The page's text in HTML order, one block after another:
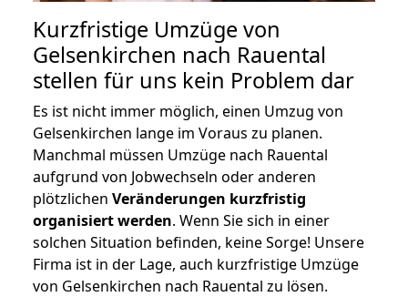
Kurzfristige Umzüge von
Gelsenkirchen nach Rauental
stellen für uns kein Problem dar
Es ist nicht immer möglich, einen Umzug von
Gelsenkirchen lange im Voraus zu planen.
Manchmal müssen Umzüge nach Rauental
aufgrund von Jobwechseln oder anderen
plötzlichen Veränderungen kurzfristig
organisiert werden. Wenn Sie sich in einer
solchen Situation befinden, keine Sorge! Unsere
Firma ist in der Lage, auch kurzfristige Umzüge
von Gelsenkirchen nach Rauental zu lösen.